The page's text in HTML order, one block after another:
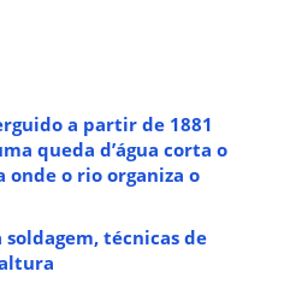
a partir de 1881
queda d’água corta o
o rio organiza o
técnicas de